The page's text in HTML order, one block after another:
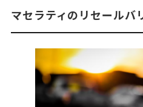
マセラティのリセールバ